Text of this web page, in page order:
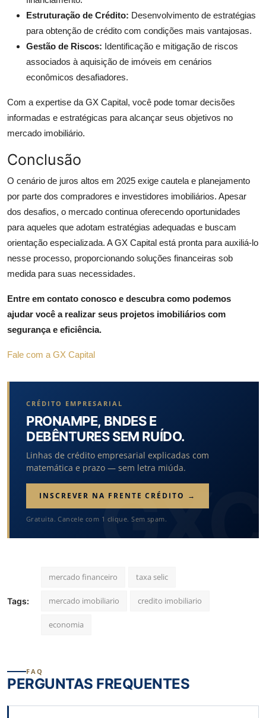
Estruturação de Crédito: Desenvolvimento de estratégias
para obtenção de crédito com condições mais vantajosas.
Gestão de Riscos: Identificação e mitigação de riscos
associados à aquisição de imóveis em cenários
econômicos desafiadores.
Com a expertise da GX Capital, você pode tomar decisões
informadas e estratégicas para alcançar seus objetivos no
mercado imobiliário.
Conclusão
O cenário de juros altos em 2025 exige cautela e planejamento
por parte dos compradores e investidores imobiliários. Apesar
dos desafios, o mercado continua oferecendo oportunidades
para aqueles que adotam estratégias adequadas e buscam
orientação especializada. A GX Capital está pronta para auxiliá-lo
nesse processo, proporcionando soluções financeiras sob
medida para suas necessidades.
Entre em contato conosco e descubra como podemos
ajudar você a realizar seus projetos imobiliários com
segurança e eficiência.
Fale com a GX Capital
CRÉDITO EMPRESARIAL
PRONAMPE, BNDES E
DEBÊNTURES SEM RUÍDO.
Linhas de crédito empresarial explicadas com
matemática e prazo — sem letra miúda.
INSCREVER NA FRENTE CRÉDITO →
Gratuita. Cancele com 1 clique. Sem spam.
Tags:
mercado financeiro taxa selic
mercado imobiliario credito imobiliario
economia
FAQ
PERGUNTAS FREQUENTES